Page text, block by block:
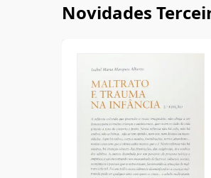
Novidades